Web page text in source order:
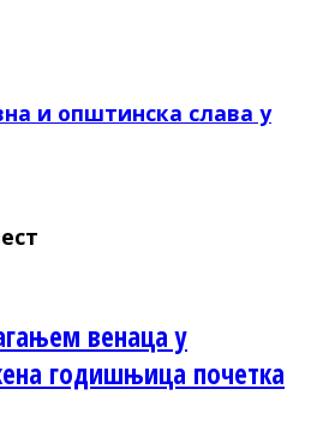
и општинска слава у
венаца у
годишњица почетка